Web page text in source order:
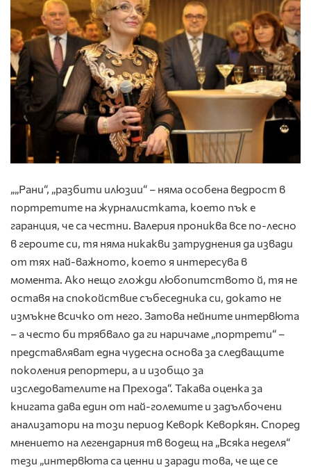
„„Рани“, „разбити илюзии“ – няма особена ведрост в
портретите на журналистката, което пък е
гаранция, че са честни. Валерия прониква все по-лесно
в героите си, тя няма никакви затруднения да извади
от тях най-важното, което я интересува в
момента. Ако нещо гложди любопитството й, тя не
оставя на спокойствие събеседника си, докато не
измъкне всичко от него. Затова нейните интервюта
– а често би трябвало да ги наричаме „портрети“ –
представляват една чудесна основа за следващите
поколения репортери, а и изобщо за
изследователите на Прехода“. Такава оценка за
книгата дава един от най-големите и задълбочени
анализатори на този период Кеворк Кеворкян. Според
мнението на легендарния тв водещ на „Всяка неделя“
тези „интервюта са ценни и заради това, че ще се